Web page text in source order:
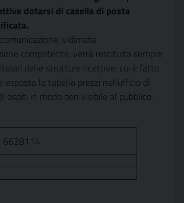
dotarsi di casella di posta
vidimata
competente, verrà restituita sempre
delle strutture ricettive, cui è fatto
esposta la tabella prezzi nellufficio di
ospiti in modo ben visibile al pubblico.
6628114